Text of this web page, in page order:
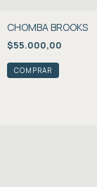
CHOMBA BROOKS
$55.000,00
COMPRAR